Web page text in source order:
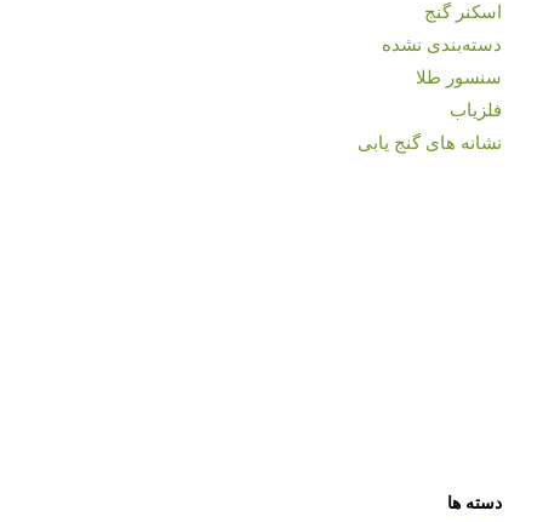
اسکنر گنج
دسته‌بندی نشده
سنسور طلا
فلزیاب
نشانه های گنج یابی
دسته ها